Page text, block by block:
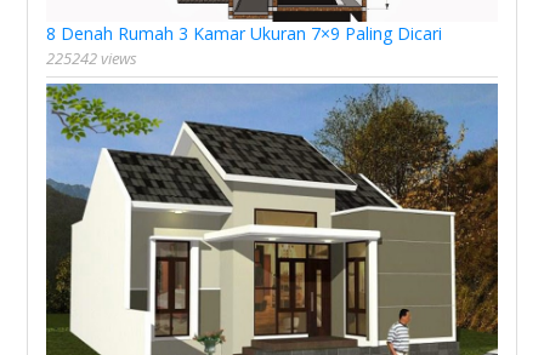
8 Denah Rumah 3 Kamar Ukuran 7×9 Paling Dicari
225242 views